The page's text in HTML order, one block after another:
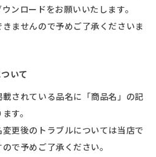
ンロードをお願いいたします。
ませんので予めご了承くださいま
いて
されている品名に「商品名」の記
す。
更後のトラブルについては当店で
で予めご了承ください。